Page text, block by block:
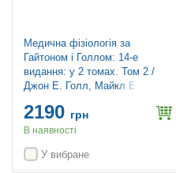
Медична фізіологія за
Гайтоном і Голлом: 14-е
видання: у 2 томах. Том 2 /
Джон Е. Голл, Майкл Е. Голл
2190 грн
В наявності
У вибране